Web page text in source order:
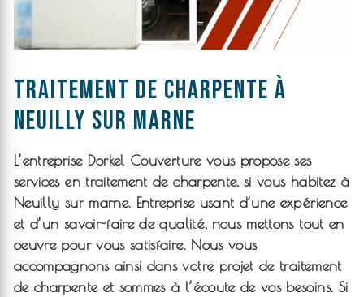
traitement de charpente à
Neuilly sur marne
L’entreprise Dorkel Couverturevous propose ses
services en traitement de charpente, si vous habitez à
Neuilly sur marne. Entreprise usant d’une expérience
et d’un savoir-faire de qualité, nous mettons tout en
oeuvre pour vous satisfaire. Nous vous
accompagnons ainsi dans votre projet de traitement
de charpenteet sommes à l’écoute de vos besoins. Si